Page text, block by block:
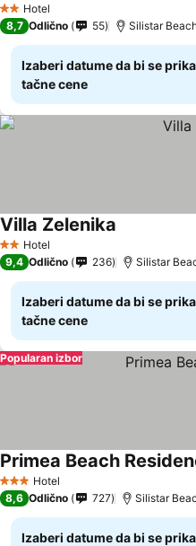
2 Zvezdice
Hotel
8,7 Odlično 55 Silistar
Izaberi datume da bi se
tačne cene
2 Zvezdice
Hotel
Villa Zelenika
9,4 Odlično 236 Silistar
Izaberi datume da bi se
tačne cene
Popularan izbor
3 Zvezdice
Hotel
Primea Beach
8,6 Odlično 727 Silistar
Izaberi datume da bi se